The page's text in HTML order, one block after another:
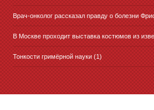
Врач-онколог рассказал правду о болезни
В Москве проходит выставка костюмов из
Тонкости гримёрной науки (1)